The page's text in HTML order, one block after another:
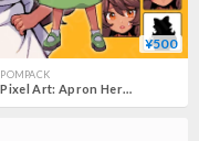
¥500
POMPACK
Pixel Art: Apron Heroine, Brown-Haired - Fantasy Town Girl/Shopkeeper. 10+ Expressions.